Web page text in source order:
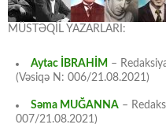
MÜSTƏQİL YAZARLARI:
Aytac İBRAHİM –
(Vəsiqə N: 006/21.08.2021)
Səma MUĞANNA –
007/21.08.2021)